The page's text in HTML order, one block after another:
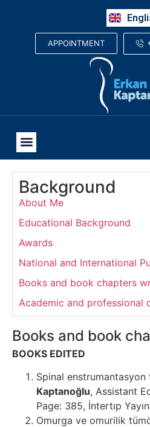
APPOINTMENT
Background
About Me
Educational Background
Awards
National and International
Books and book chapters
Academic and professional
Books and book
BOOKS EDITED
Spinal
Kaptanoğlu, Assistant
Page: 385, İntertıp
Omurga ve omurilik